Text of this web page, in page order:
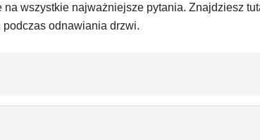
wszystkie najważniejsze pytania. Znajdziesz
podczas odnawiania drzwi.